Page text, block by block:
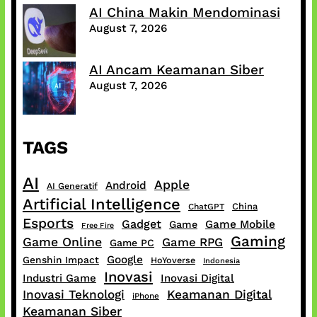
AI China Makin Mendominasi
August 7, 2026
AI Ancam Keamanan Siber
August 7, 2026
TAGS
AI AI Generatif Android Apple
Artificial Intelligence ChatGPT China
Esports Free Fire Gadget Game Game Mobile
Game Online Game PC Game RPG Gaming
Genshin Impact Google HoYoverse Indonesia
Industri Game Inovasi Inovasi Digital
Inovasi Teknologi iPhone
Keamanan Digital
Keamanan Siber